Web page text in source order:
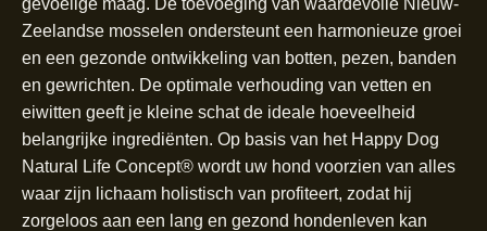
gevoelige maag. De toevoeging van waardevolle Nieuw-
Zeelandse mosselen ondersteunt een harmonieuze groei
en een gezonde ontwikkeling van botten, pezen, banden
en gewrichten. De optimale verhouding van vetten en
eiwitten geeft je kleine schat de ideale hoeveelheid
belangrijke ingrediënten. Op basis van het Happy Dog
Natural Life Concept® wordt uw hond voorzien van alles
waar zijn lichaam holistisch van profiteert, zodat hij
zorgeloos aan een lang en gezond hondenleven kan